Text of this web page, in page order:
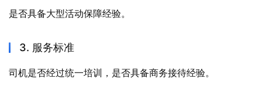
是否具备大型活动保障经验。
3. 服务标准
司机是否经过统一培训，是否具备商务接待经验。